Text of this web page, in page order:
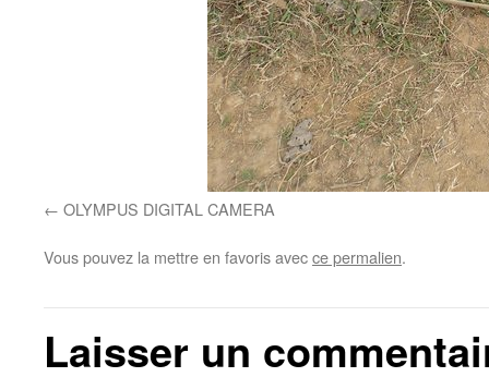
OLYMPUS DIGITAL CAMERA
Vous pouvez la mettre en favoris avecce permalien.
Laisser un